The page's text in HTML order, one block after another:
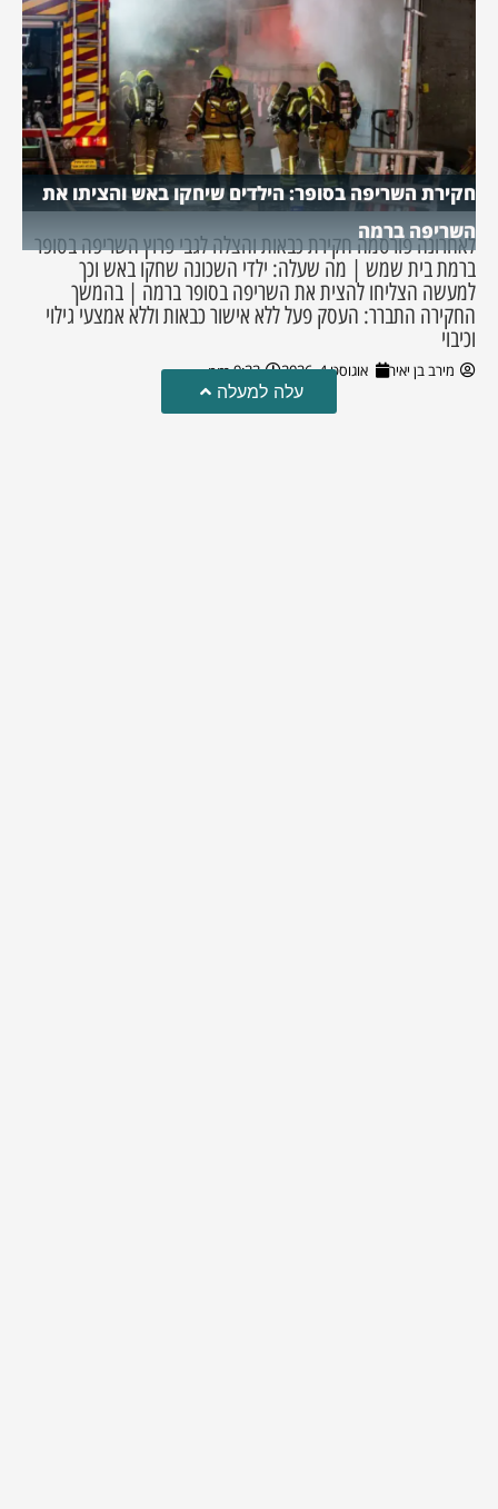
חקירת השריפה בסופר: הילדים שיחקו באש והציתו את
השריפה ברמה
לאחרונה פורסמה חקירת כבאות והצלה לגבי פרוץ השריפה בסופר
ברמת בית שמש | מה שעלה: ילדי השכונה שחקו באש וכך
למעשה הצליחו להצית את השריפה בסופר ברמה | בהמשך
החקירה התברר: העסק פעל ללא אישור כבאות וללא אמצעי גילוי
וכיבוי
מירב בן יאיר אוגוסט 4, 2026 9:33 pm
עלה למעלה